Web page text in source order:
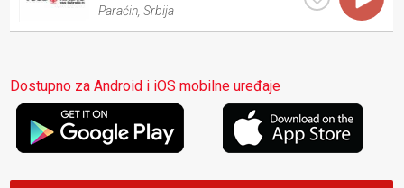
Paraćin ,Srbija
Dostupno za Android i iOS mobilne uređaje